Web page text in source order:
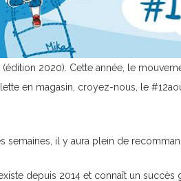
(édition 2020) . Cette année, le
en magasin, croyez-nous, le #
il y aura plein de
depuis 2014 et connaît un succès